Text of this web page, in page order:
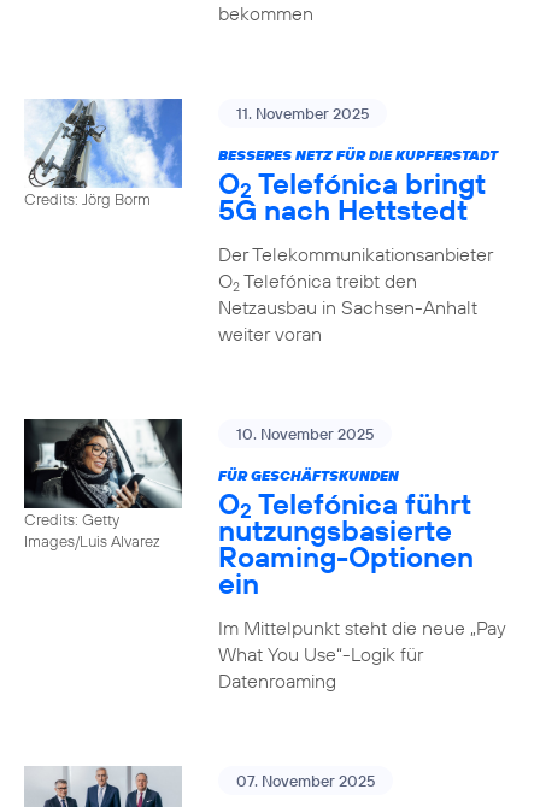
bekommen
Credits: Jörg Borm
11. November 2025
BESSERES NETZ FÜR DIE KUPFERSTADT
O2 Telefónica bringt
5G nach Hettstedt
Der Telekommunikationsanbieter
O2Telefónica treibt den
Netzausbau in Sachsen-Anhalt
weiter voran
Credits: Getty
Images/Luis Alvarez
10. November 2025
FÜR GESCHÄFTSKUNDEN
O2 Telefónica führt
nutzungs­basierte
Roaming-Optionen
ein
Im Mittelpunkt steht die neue „Pay
What You Use“-Logik für
Datenroaming
07. November 2025